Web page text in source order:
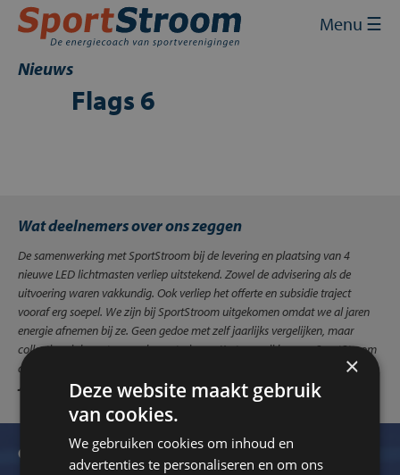
Sluit×
Home
Energie inkopen
Financiering en subsidies
Contact
Mijn SportStroom
Skip
Menu ☰
Nieuws
Flags 6
Wat deelnemers over ons zeggen
De samenwerking met SportStroom bij de levering en plaatsing van 4
nieuwe LED lichtmasten verliep uitstekend. Zowel de advisering als de
uitvoering waren vakkundig. Ook verliep het offerte en subsidie traject
vooraf erg soepel. We zijn bij SportStroom uitgekomen omdat we al jaren
energie afnemen bij ze. Geen gedoe met zelf jaarlijks vergelijken, maar
collectieve inkoop tegen scherpe tarieven. Kortom, wij kunnen SportStroom
aanbevelen”.
Erwin Berger - Penningmeester Korfbalvereniging
Juliana Oud Gastel - 17-09-2017
Ontvang onze nieuwsbrief
×
Deze website maakt gebruik
van cookies.
We gebruiken cookies om inhoud en
advertenties te personaliseren en om ons